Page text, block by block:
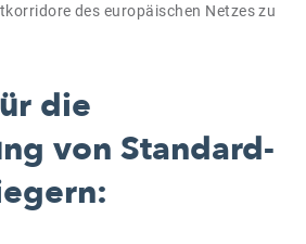
des europäischen Netzes zu
die
von Standard-